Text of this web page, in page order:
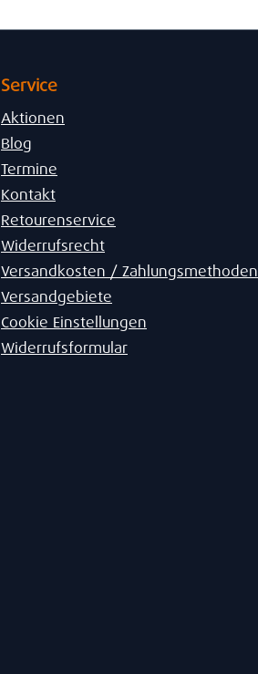
Service
Aktionen
Blog
Termine
Kontakt
Retourenservice
Widerrufsrecht
Versandkosten / Zahlungsmethoden
Versandgebiete
Cookie Einstellungen
Widerrufsformular